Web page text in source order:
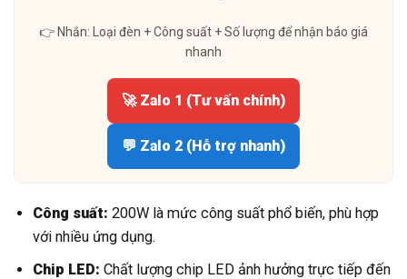
👉 Nhắn: Loại đèn + Công suất + Số lượng để nhận báo giá
nhanh
🚀 Zalo 1 (Tư vấn chính)
💬 Zalo 2 (Hỗ trợ nhanh)
Công suất: 200W là mức công suất phổ biến, phù hợp
với nhiều ứng dụng.
Chip LED: Chất lượng chip LED ảnh hưởng trực tiếp đến